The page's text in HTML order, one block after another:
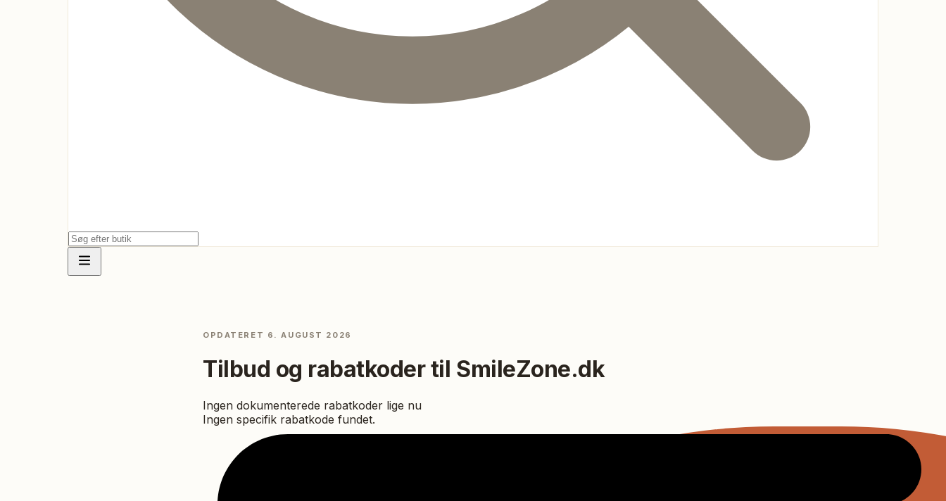
OPDATERET 6. AUGUST 2026
Tilbud og rabatkoder til SmileZone.dk
Ingen dokumenterede rabatkoder lige nu
Ingen specifik rabatkode fundet.